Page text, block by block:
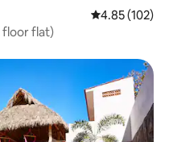
औसत रेटिंग 5 में से
4.85 (102)
floor flat)